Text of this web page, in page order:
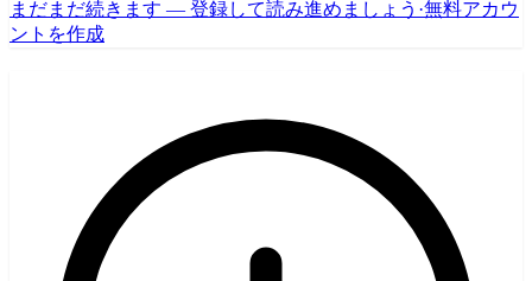
まだまだ続きます — 登録して読み進めましょう ·無料アカウ
ントを作成